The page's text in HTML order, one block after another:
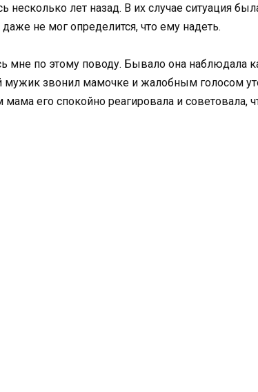
несколько лет назад. В их случае ситуация
не мог определится, что ему надеть.
мне по этому поводу. Бывало она наблюдала
звонил мамочке и жалобным голосом
мама его спокойно реагировала и советовала,